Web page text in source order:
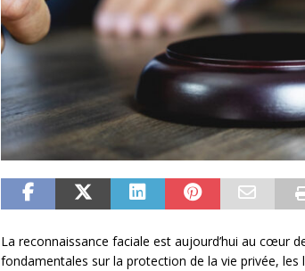
La reconnaissance faciale est aujourd’hui au cœur
fondamentales sur la protection de la vie privée,